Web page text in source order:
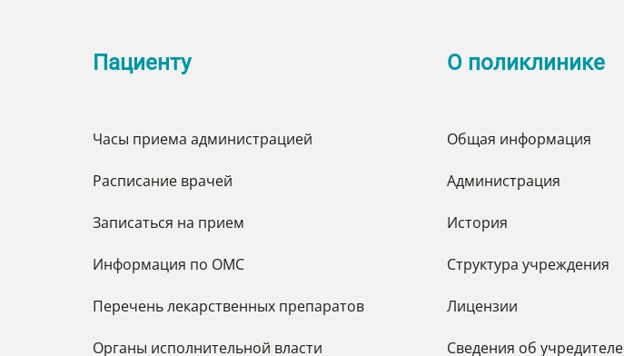
Пациенту
Часы приема администрацией
Расписание врачей
Записаться на прием
Информация по ОМС
Перечень лекарственных препаратов
Органы исполнительной власти
О поликлинике
Общая информация
Администрация
История
Структура учреждения
Лицензии
Сведения об учредителе